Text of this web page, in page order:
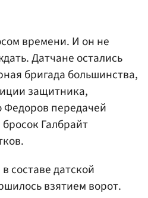
времени. И он не
Датчане остались
бригада большинства,
защитника,
Федоров передачей
Галбрайт
составе датской
взятием ворот.